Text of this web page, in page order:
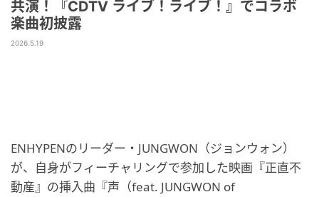
共演！『CDTV ライブ！ライブ！』でコラボ
楽曲初披露
2026.5.19
ENHYPENのリーダー・JUNGWON（ジョンウォン）
が、自身がフィーチャリングで参加した映画『正直不
動産』の挿入曲『声（feat. JUNGWON of